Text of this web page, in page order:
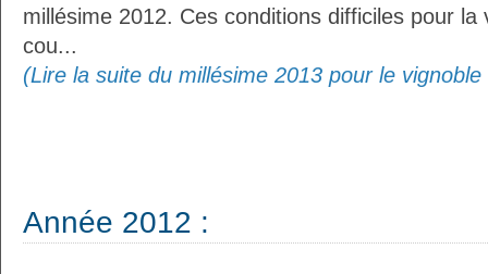
millésime 2012. Ces conditions difficiles pour
cou...
(Lire la suite du millésime 2013 pour le
Année 2012 :